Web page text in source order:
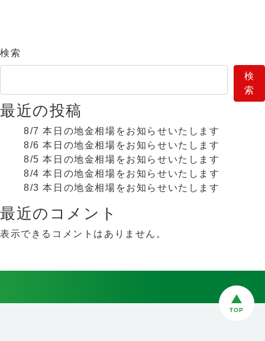
検索
検
索
最近の投稿
8/7 本日の地金相場をお知らせいたします
8/6 本日の地金相場をお知らせいたします
8/5 本日の地金相場をお知らせいたします
8/4 本日の地金相場をお知らせいたします
8/3 本日の地金相場をお知らせいたします
最近のコメント
表示できるコメントはありません。
TOP